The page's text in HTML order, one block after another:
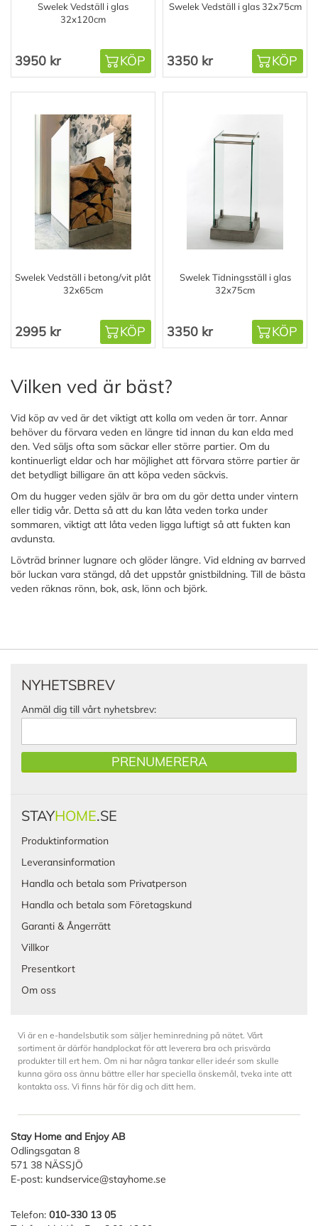
Swelek Vedställ i glas
32x120cm
3950 kr KÖP
Swelek Vedställ i glas 32x75cm
3350 kr KÖP
Swelek Vedställ i betong/vit plåt
32x65cm
2995 kr KÖP
Swelek Tidningsställ i glas
32x75cm
3350 kr KÖP
Vilken ved är bäst?
Vid köp av ved är det viktigt att kolla om veden är torr. Annar
behöver du förvara veden en längre tid innan du kan elda med
den. Ved säljs ofta som säckar eller större partier. Om du
kontinuerligt eldar och har möjlighet att förvara större partier är
det betydligt billigare än att köpa veden säckvis.
Om du hugger veden själv är bra om du gör detta under vintern
eller tidig vår. Detta så att du kan låta veden torka under
sommaren, viktigt att låta veden ligga luftigt så att fukten kan
avdunsta.
Lövträd brinner lugnare och glöder längre. Vid eldning av barrved
bör luckan vara stängd, då det uppstår gnistbildning. Till de bästa
veden räknas rönn, bok, ask, lönn och björk.
NYHETSBREV
Anmäl dig till vårt nyhetsbrev:
PRENUMERERA
STAYHOME.SE
Produktinformation
Leveransinformation
Handla och betala som Privatperson
Handla och betala som Företagskund
Garanti & Ångerrätt
Villkor
Presentkort
Om oss
Vi är en e-handelsbutik som säljer heminredning på nätet. Vårt
sortiment är därför handplockat för att leverera bra och prisvärda
produkter till ert hem. Om ni har några tankar eller ideér som skulle
kunna göra oss ännu bättre eller har speciella önskemål, tveka inte att
kontakta oss. Vi finns här för dig och ditt hem.
Stay Home and Enjoy AB
Odlingsgatan 8
571 38 NÄSSJÖ
E-post: kundservice@stayhome.se
Telefon: 010-330 13 05